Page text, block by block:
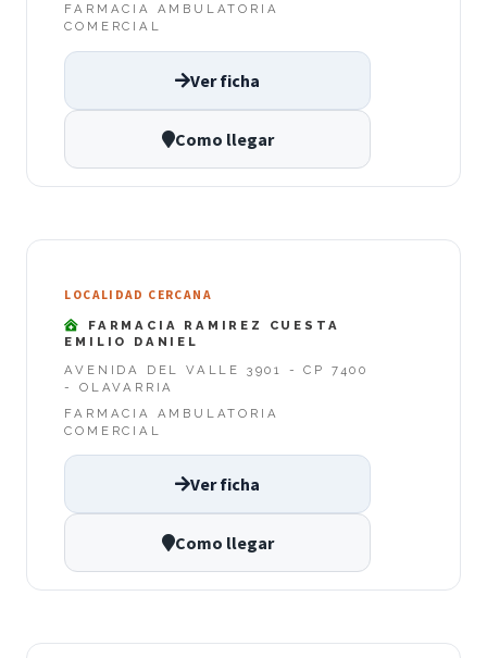
FARMACIA AMBULATORIA
COMERCIAL
Ver ficha
Como llegar
LOCALIDAD CERCANA
FARMACIA RAMIREZ CUESTA
EMILIO DANIEL
AVENIDA DEL VALLE 3901 - CP 7400
- OLAVARRIA
FARMACIA AMBULATORIA
COMERCIAL
Ver ficha
Como llegar